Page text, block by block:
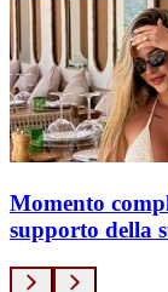
Momento
supporto della